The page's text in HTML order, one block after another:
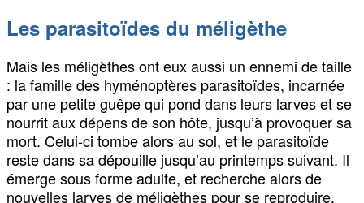
Les parasitoïdes du méligèthe
Mais les méligèthes ont eux aussi un ennemi de taille
: la famille des hyménoptères parasitoïdes, incarnée
par une petite guêpe qui pond dans leurs larves et se
nourrit aux dépens de son hôte, jusqu’à provoquer sa
mort. Celui-ci tombe alors au sol, et le parasitoïde
reste dans sa dépouille jusqu’au printemps suivant. Il
émerge sous forme adulte, et recherche alors de
nouvelles larves de méligèthes pour se reproduire.